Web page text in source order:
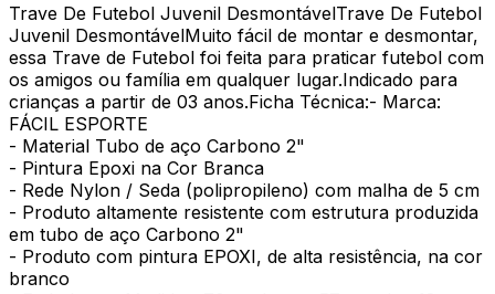
Trave De Futebol Juvenil DesmontávelTrave De Futebol
Juvenil DesmontávelMuito fácil de montar e desmontar,
essa Trave de Futebol foi feita para praticar futebol com
os amigos ou família em qualquer lugar.Indicado para
crianças a partir de 03 anos.Ficha Técnica:- Marca:
FÁCIL ESPORTE
- Material Tubo de aço Carbono 2"
- Pintura Epoxi na Cor Branca
- Rede Nylon / Seda (polipropileno) com malha de 5 cm
- Produto altamente resistente com estrutura produzida
em tubo de aço Carbono 2"
- Produto com pintura EPOXI, de alta resistência, na cor
branco